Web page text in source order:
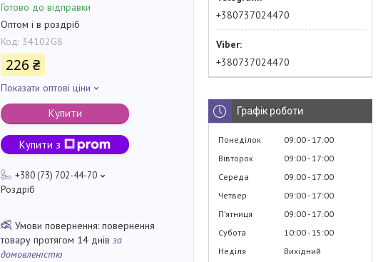
Готово до відправки
Оптом і в роздріб
Код: 34102G8
226 ₴
Показати оптові ціни
Купити
Купити з
+380 (73) 702-44-70
Роздріб
повернення
товару протягом 14 днів за
домовленістю
+380737024470
+380737024470
Графік роботи
Понеділок 09:00 17:00
Вівторок
09:00 17:00
Середа
09:00 17:00
Четвер
09:00 17:00
Пʼятниця
09:00 17:00
Субота
10:00 15:00
Неділя
Вихідний